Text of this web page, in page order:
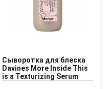
Сыворотка для блеска
Davines More Inside This
is a Texturizing Serum